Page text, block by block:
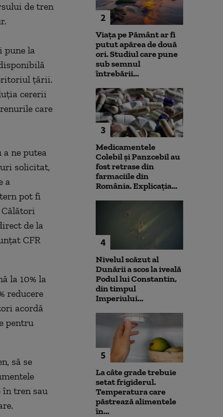
de tren
pune la
ţării.
cererii
care
ne putea
solicitat,
a
pot fi
de la
CFR
la 10% la
reducere
acordă
pentru
să se
tren sau
2
Viața pe Pământ ar fi
putut apărea de două
ori. Studiul care pune
sub semnul
întrebării...
3
Medicamentele
Colebil și Panzcebil au
fost retrase din
farmaciile din
România. Explicația...
4
Nivelul scăzut al
Dunării a scos la iveală
Podul lui Constantin,
din timpul
Imperiului...
5
La câte grade trebuie
setat frigiderul.
Temperatura care
păstrează alimentele
în...